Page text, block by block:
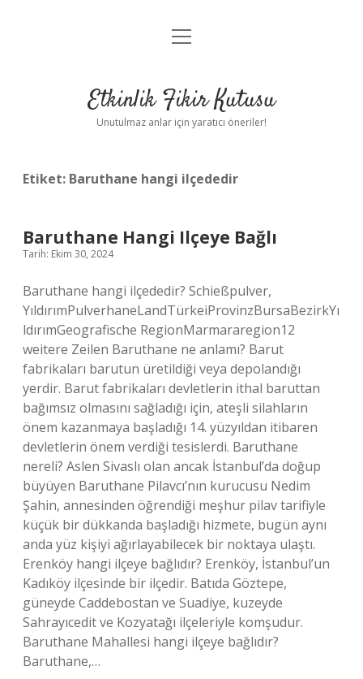
Anasayfa
Yasal Uyarı
menüyü
Etkinlik Fikir Kutusu
Unutulmaz anlar için yaratıcı öneriler!
Etiket: Baruthane hangi ilçededir
Baruthane Hangi Ilçeye Bağlı
Tarih: Ekim 30, 2024
Baruthane hangi ilçededir? Schießpulver,
YıldırımPulverhaneLandTürkeiProvinzBursaBezirkYı
ldırımGeografische RegionMarmararegion12
weitere Zeilen Baruthane ne anlamı? Barut
fabrikaları barutun üretildiği veya depolandığı
yerdir. Barut fabrikaları devletlerin ithal baruttan
bağımsız olmasını sağladığı için, ateşli silahların
önem kazanmaya başladığı 14. yüzyıldan itibaren
devletlerin önem verdiği tesislerdi. Baruthane
nereli? Aslen Sivaslı olan ancak İstanbul’da doğup
büyüyen Baruthane Pilavcı’nın kurucusu Nedim
Şahin, annesinden öğrendiği meşhur pilav tarifiyle
küçük bir dükkanda başladığı hizmete, bugün aynı
anda yüz kişiyi ağırlayabilecek bir noktaya ulaştı.
Erenköy hangi ilçeye bağlıdır? Erenköy, İstanbul’un
Kadıköy ilçesinde bir ilçedir. Batıda Göztepe,
güneyde Caddebostan ve Suadiye, kuzeyde
Sahrayıcedit ve Kozyatağı ilçeleriyle komşudur.
Baruthane Mahallesi hangi ilçeye bağlıdır?
Baruthane,…